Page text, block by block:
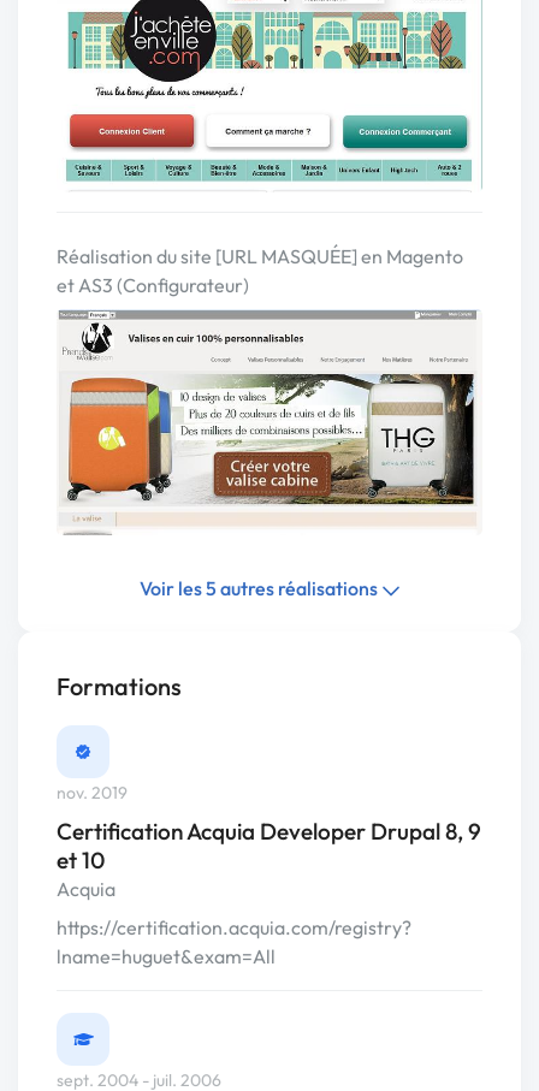
Réalisation du site [URL MASQUÉE] en Magento
et AS3 (Configurateur)
Voir les 5 autres réalisations
Formations
nov. 2019
Certification Acquia Developer Drupal 8, 9
et 10
Acquia
https://certification.acquia.com/registry?
lname=huguet&exam=All
sept. 2004 - juil. 2006